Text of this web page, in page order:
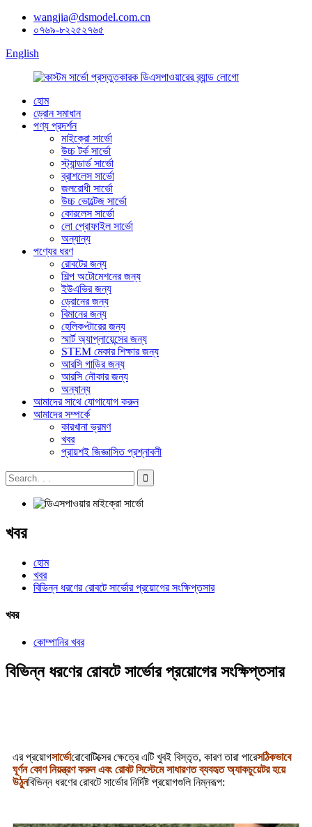
wangjia@dsmodel.com.cn
০৭৬৯-৮২২৫২৭৬৫
English
হোম
ড্রোন সমাধান
পণ্য প্রদর্শন
মাইক্রো সার্ভো
উচ্চ টর্ক সার্ভো
স্ট্যান্ডার্ড সার্ভো
ব্রাশলেস সার্ভো
জলরোধী সার্ভো
উচ্চ ভোল্টেজ সার্ভো
কোরলেস সার্ভো
লো প্রোফাইল সার্ভো
অন্যান্য
পণ্যের ধরণ
রোবটের জন্য
শিল্প অটোমেশনের জন্য
ইউএভির জন্য
ড্রোনের জন্য
বিমানের জন্য
হেলিকপ্টারের জন্য
স্মার্ট অ্যাপ্লায়েন্সের জন্য
STEM মেকার শিক্ষার জন্য
আরসি গাড়ির জন্য
আরসি নৌকার জন্য
অন্যান্য
আমাদের সাথে যোগাযোগ করুন
আমাদের সম্পর্কে
কারখানা ভ্রমণ
খবর
প্রায়শই জিজ্ঞাসিত প্রশ্নাবলী
খবর
হোম
খবর
বিভিন্ন ধরণের রোবটে সার্ভোর প্রয়োগের সংক্ষিপ্তসার
খবর
কোম্পানির খবর
বিভিন্ন ধরণের রোবটে সার্ভোর প্রয়োগের সংক্ষিপ্তসার
এর প্রয়োগসার্ভোরোবোটিক্সের ক্ষেত্রে এটি খুবই বিস্তৃত, কারণ তারা পারেসঠিকভাবে
ঘূর্ণন কোণ নিয়ন্ত্রণ করুন এবং রোবট সিস্টেমে সাধারণত ব্যবহৃত অ্যাকচুয়েটর হয়ে
উঠুনবিভিন্ন ধরণের রোবটে সার্ভোর নির্দিষ্ট প্রয়োগগুলি নিম্নরূপ: